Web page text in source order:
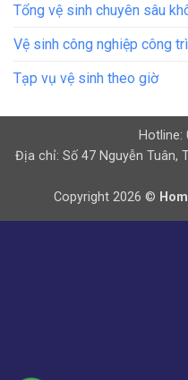
Tổng vệ sinh chuyên sâu
Vệ sinh công nghiệp công
Tạp vụ vệ sinh theo giờ
Hotline:
Địa chỉ: Số 47 Nguyễn Tuân,
Copyright 2026 ©